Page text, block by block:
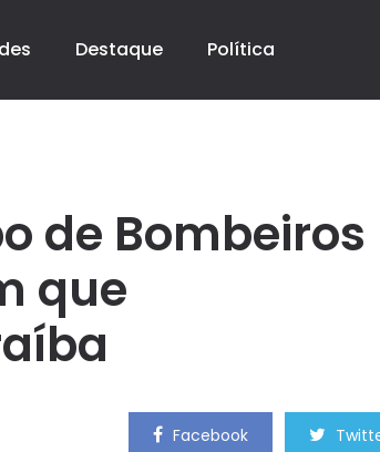
Destaque Política
de Bombeiros
que
Facebook